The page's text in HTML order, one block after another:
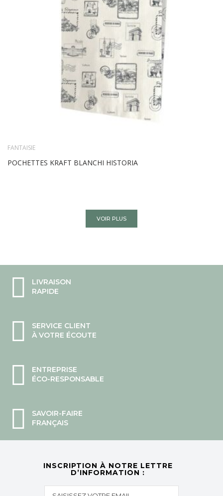
FANTAISIE
POCHETTES KRAFT BLANCHI HISTORIA
VOIR PLUS
LIVRAISON
RAPIDE
SERVICE CLIENT
À VOTRE ÉCOUTE
ENTREPRISE
ÉCO-RESPONSABLE
SAVOIR-FAIRE
FRANÇAIS
INSCRIPTION À NOTRE LETTRE
D’INFORMATION :